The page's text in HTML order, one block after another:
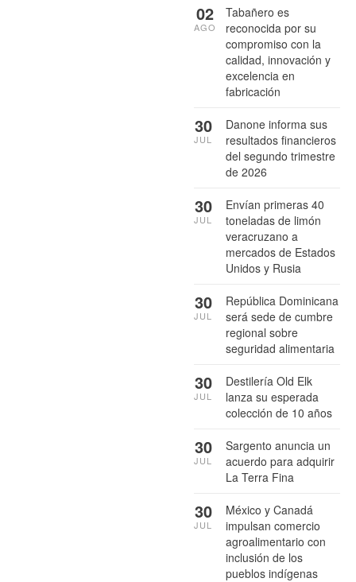
Tabañero es
reconocida por su
compromiso con la
calidad, innovación y
excelencia en
fabricación
02
AGO
Danone informa sus
resultados financieros
del segundo trimestre
de 2026
30
JUL
Envían primeras 40
toneladas de limón
veracruzano a
mercados de Estados
Unidos y Rusia
30
JUL
República Dominicana
será sede de cumbre
regional sobre
seguridad alimentaria
30
JUL
Destilería Old Elk
lanza su esperada
colección de 10 años
30
JUL
Sargento anuncia un
acuerdo para adquirir
La Terra Fina
30
JUL
México y Canadá
impulsan comercio
agroalimentario con
inclusión de los
pueblos indígenas
30
JUL